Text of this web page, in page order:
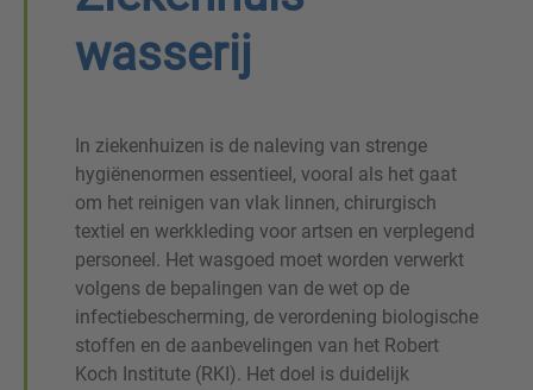
wasserij
In ziekenhuizen is de naleving van strenge
hygiënenormen essentieel, vooral als het gaat
om het reinigen van vlak linnen, chirurgisch
textiel en werkkleding voor artsen en verplegend
personeel. Het wasgoed moet worden verwerkt
volgens de bepalingen van de wet op de
infectiebescherming, de verordening biologische
stoffen en de aanbevelingen van het Robert
Koch Institute (RKI). Het doel is duidelijk